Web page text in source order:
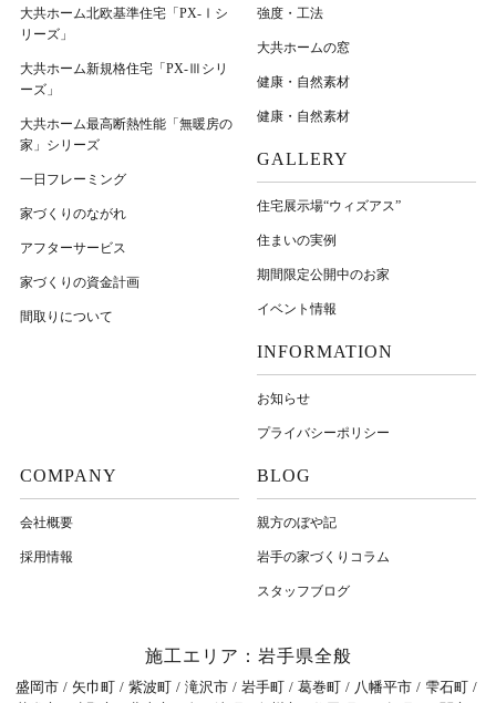
大共ホーム北欧基準住宅「PX-Ⅰシ
リーズ」
大共ホーム新規格住宅「PX-Ⅲシリ
ーズ」
大共ホーム最高断熱性能「無暖房の
家」シリーズ
一日フレーミング
家づくりのながれ
アフターサービス
家づくりの資金計画
間取りについて
強度・工法
大共ホームの窓
健康・自然素材
健康・自然素材
GALLERY
住宅展示場“ウィズアス”
住まいの実例
期間限定公開中のお家
イベント情報
INFORMATION
お知らせ
プライバシーポリシー
COMPANY
会社概要
採用情報
BLOG
親方のぼや記
岩⼿の家づくりコラム
スタッフブログ
施工エリア：岩手県全般
盛岡市 矢巾町 紫波町 滝沢市 岩手町 葛巻町 八幡平市
雫石町